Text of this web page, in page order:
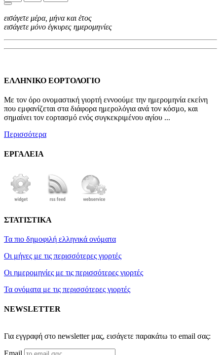
εισάγετε μέρα, μήνα και έτος
εισάγετε μόνο έγκυρες ημερομηνίες
ΕΛΛΗΝΙΚΟ ΕΟΡΤΟΛΟΓΙΟ
Με τον όρο ονομαστική γιορτή εννοούμε την ημερομηνία εκείνη
που εμφανίζεται στα διάφορα ημερολόγια ανά τον κόσμο, και
σημαίνει τον εορτασμό ενός συγκεκριμένου αγίου ...
Περισσότερα
ΕΡΓΑΛΕΙΑ
ΣΤΑΤΙΣΤΙΚΑ
Τα πιο δημοφιλή ελληνικά ονόματα
Οι μήνες με τις περισσότερες γιορτές
Οι ημερομηνίες με τις περισσότερες γιορτές
Τα ονόματα με τις περισσότερες γιορτές
NEWSLETTER